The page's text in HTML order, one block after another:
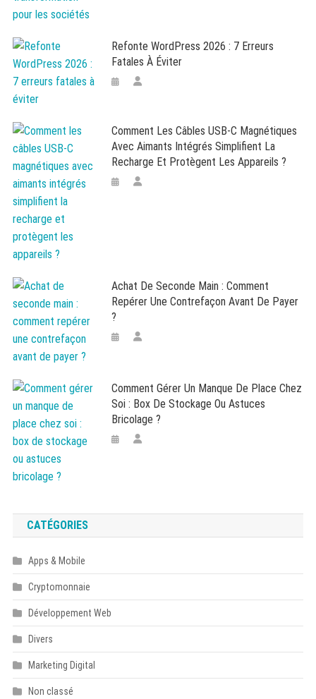
Refonte WordPress 2026 : 7 Erreurs
Fatales À Éviter
Comment Les Câbles USB-C Magnétiques
Avec Aimants Intégrés Simplifient La
Recharge Et Protègent Les Appareils ?
Achat De Seconde Main : Comment
Repérer Une Contrefaçon Avant De Payer
?
Comment Gérer Un Manque De Place Chez
Soi : Box De Stockage Ou Astuces
Bricolage ?
CATÉGORIES
Apps & Mobile
Cryptomonnaie
Développement Web
Divers
Marketing Digital
Non classé